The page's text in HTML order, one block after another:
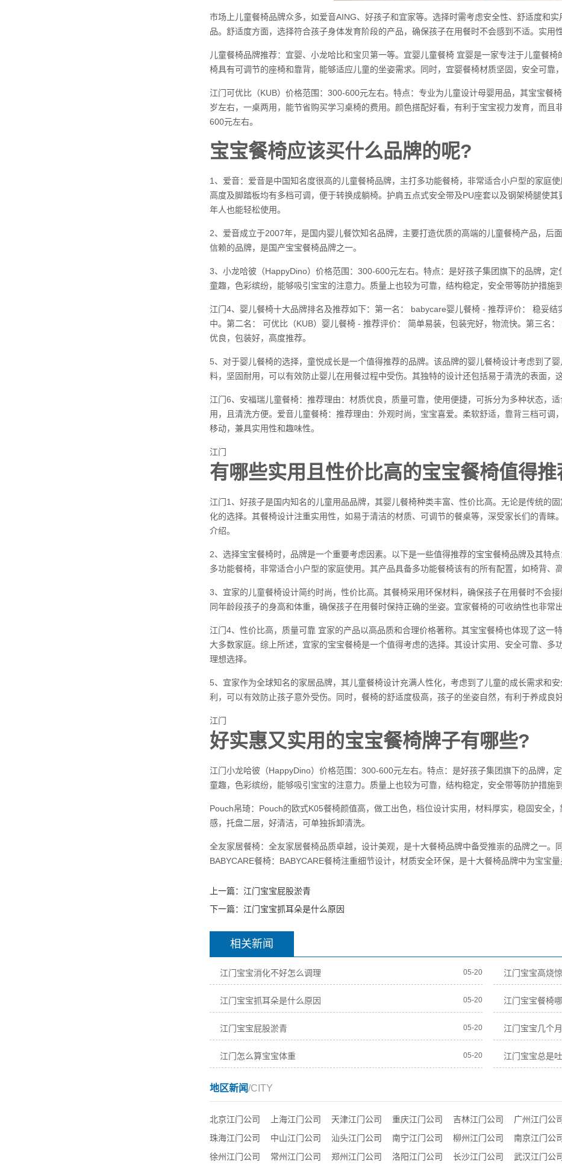
市场上儿童餐椅品牌众多，如爱音AING、好孩子和宜家等。选择时需考虑安全性、舒适度和
品。舒适度方面，选择符合孩子身体发育阶段的产品，确保孩子在用餐时不会感到不适。实用
儿童餐椅品牌推荐：宜婴、小龙哈比和宝贝第一等。宜婴儿童餐椅 宜婴是一家专注于儿童餐
椅具有可调节的座椅和靠背，能够适应儿童的坐姿需求。同时，宜婴餐椅材质坚固，安全可靠
江门可优比（KUB）价格范围：300-600元左右。特点：专业为儿童设计母婴用品，其宝宝餐
岁左右，一桌两用，能节省购买学习桌椅的费用。颜色搭配好看，有利于宝宝视力发育，而
600元左右。
宝宝餐椅应该买什么品牌的呢?
1、爱音：爱音是中国知名度很高的儿童餐椅品牌，主打多功能餐椅，非常适合小户型的家庭
高度及脚踏板均有多档可调，便于转换成躺椅。护肩五点式安全带及PU座套以及钢架椅腿使
年人也能轻松使用。
2、爱音成立于2007年，是国内婴儿餐饮知名品牌，主要打造优质的高端的儿童餐椅产品，后
信赖的品牌，是国产宝宝餐椅品牌之一。
3、小龙哈彼（HappyDino）价格范围：300-600元左右。特点：是好孩子集团旗下的品牌，定
童趣，色彩缤纷，能够吸引宝宝的注意力。质量上也较为可靠，结构稳定，安全带等防护措施到
江门4、婴儿餐椅十大品牌排名及推荐如下：第一名： babycare婴儿餐椅 - 推荐评价： 稳妥
中。第二名： 可优比（KUB）婴儿餐椅 - 推荐评价： 简单易装，包装完好，物流快。第三名
优良，包装好，高度推荐。
5、对于婴儿餐椅的选择，童悦成长是一个值得推荐的品牌。该品牌的婴儿餐椅设计考虑到了
料，坚固耐用，可以有效防止婴儿在用餐过程中受伤。其独特的设计还包括易于清洗的表面，
江门6、安福瑞儿童餐椅：推荐理由：材质优良，质量可靠，使用便捷，可拆分为多种状态，
用，且清洗方便。爱音儿童餐椅：推荐理由：外观时尚，宝宝喜爱。柔软舒适，靠背三档可
移动，兼具实用性和趣味性。
江门
有哪些实用且性价比高的宝宝餐椅值得推
江门1、好孩子是国内知名的儿童用品品牌，其婴儿餐椅种类丰富、性价比高。无论是传统的
化的选择。其餐椅设计注重实用性，如易于清洁的材质、可调节的餐桌等，深受家长们的青睐
介绍。
2、选择宝宝餐椅时，品牌是一个重要考虑因素。以下是一些值得推荐的宝宝餐椅品牌及其特
多功能餐椅，非常适合小户型的家庭使用。其产品具备多功能餐椅该有的所有配置，如椅背、
3、宜家的儿童餐椅设计简约时尚，性价比高。其餐椅采用环保材料，确保孩子在用餐时不会
同年龄段孩子的身高和体重，确保孩子在用餐时保持正确的坐姿。宜家餐椅的可收纳性也非常
江门4、性价比高，质量可靠 宜家的产品以高品质和合理价格著称。其宝宝餐椅也体现了这一
大多数家庭。综上所述，宜家的宝宝餐椅是一个值得考虑的选择。其设计实用、安全可靠、多
理想选择。
5、宜家作为全球知名的家居品牌，其儿童餐椅设计充满人性化，考虑到了儿童的成长需求和
利，可以有效防止孩子意外受伤。同时，餐椅的舒适度极高，孩子的坐姿自然，有利于养成良
江门
好实惠又实用的宝宝餐椅牌子有哪些?
江门小龙哈彼（HappyDino）价格范围：300-600元左右。特点：是好孩子集团旗下的品牌，
童趣，色彩缤纷，能够吸引宝宝的注意力。质量上也较为可靠，结构稳定，安全带等防护措施到
Pouch帛琦：Pouch的欧式K05餐椅颜值高，做工出色，档位设计实用，材料厚实，稳固安全
感，托盘二层，好清洁，可单独拆卸清洗。
全友家居餐椅：全友家居餐椅品质卓越，设计美观，是十大餐椅品牌中备受推崇的品牌之一。
BABYCARE餐椅：BABYCARE餐椅注重细节设计，材质安全环保，是十大餐椅品牌中为宝宝量
上一篇： 江门宝宝屁股淤青
下一篇： 江门宝宝抓耳朵是什么原因
相关新闻
江门宝宝消化不好怎么调理 05-20 江门宝宝高烧
江门宝宝抓耳朵是什么原因 05-20 江门宝宝餐椅
江门宝宝屁股淤青 05-20 江门宝宝几个
江门怎么算宝宝体重 05-20 江门宝宝总是
地区新闻/CITY
北京江门公司 上海江门公司 天津江门公司 重庆江门公司 吉林江门公司 广州江门公
珠海江门公司
中山江门公司 汕头江门公司 南宁江门公司 柳州江门公司 南京江门公
徐州江门公司
常州江门公司 郑州江门公司 洛阳江门公司 长沙江门公司 武汉江门公